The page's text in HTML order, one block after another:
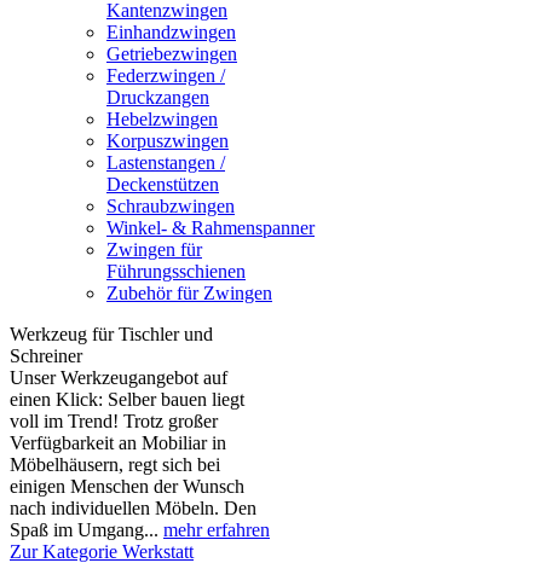
Kantenzwingen
Einhandzwingen
Getriebezwingen
Federzwingen /
Druckzangen
Hebelzwingen
Korpuszwingen
Lastenstangen /
Deckenstützen
Schraubzwingen
Winkel- & Rahmenspanner
Zwingen für
Führungsschienen
Zubehör für Zwingen
Werkzeug für Tischler und
Schreiner
Unser Werkzeugangebot auf
einen Klick: Selber bauen liegt
voll im Trend! Trotz großer
Verfügbarkeit an Mobiliar in
Möbelhäusern, regt sich bei
einigen Menschen der Wunsch
nach individuellen Möbeln. Den
Spaß im Umgang... mehr erfahren
Zur Kategorie Werkstatt